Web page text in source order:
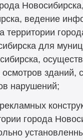
ведение
территории
для
нарушений;
города